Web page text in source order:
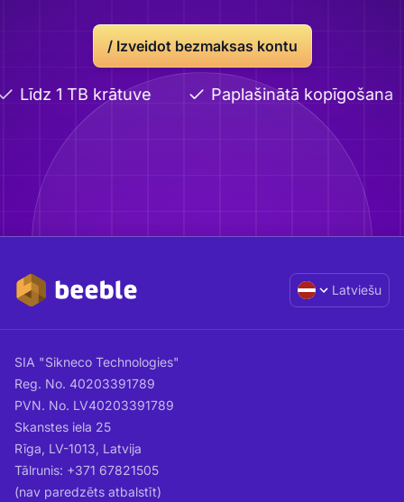
/ Izveidot bezmaksas kontu
Līdz 1 TB krātuve Paplašinātā kopīgošana
Latviešu
SIA "Sikneco Technologies"
Reg. No. 40203391789
PVN. No. LV40203391789
Skanstes iela 25
Rīga, LV-1013, Latvija
Tālrunis: +371 67821505
(nav paredzēts atbalstīt)